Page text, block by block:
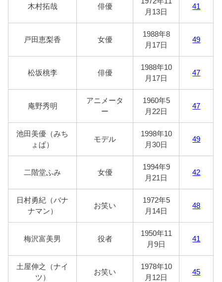
木村拓哉 俳優
月13日
41
戸田恵梨香 女優
1988年8
月17日
49
松坂桃李 俳優
1988年10
月17日
47
庵野秀明
アニメータ
ー
1960年5
月22日
47
池田美優（みち
ょぱ）
モデル
1998年10
月30日
49
二階堂ふみ 女優
1994年9
月21日
42
日村勇紀（バナ
ナマン）
お笑い
1972年5
月14日
48
梅沢富美男 役者
1950年11
月9日
41
土屋伸之（ナイ
ツ）
お笑い
1978年10
月12日
45